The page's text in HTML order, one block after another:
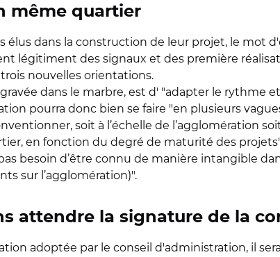
même quartier
dans la construction de leur projet, le mot
légitiment des signaux et des première
nouvelles orientations.
dans le marbre, est d' "adapter le rythme
pourra donc bien se faire "en plusieurs
soit à l’échelle de l’agglomération
en fonction du degré de maturité des
besoin d’être connu de manière intangible
sur l’agglomération)".
attendre la signature de la
adoptée par le conseil d'administration, il